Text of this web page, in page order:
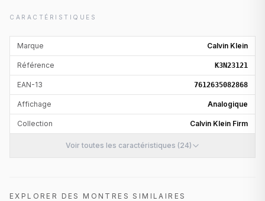
CARACTÉRISTIQUES
Marque Calvin Klein
Référence K3N23121
EAN-13 7612635082868
Affichage Analogique
Collection Calvin Klein Firm
Voir toutes les caractéristiques (24)
EXPLORER DES MONTRES SIMILAIRES